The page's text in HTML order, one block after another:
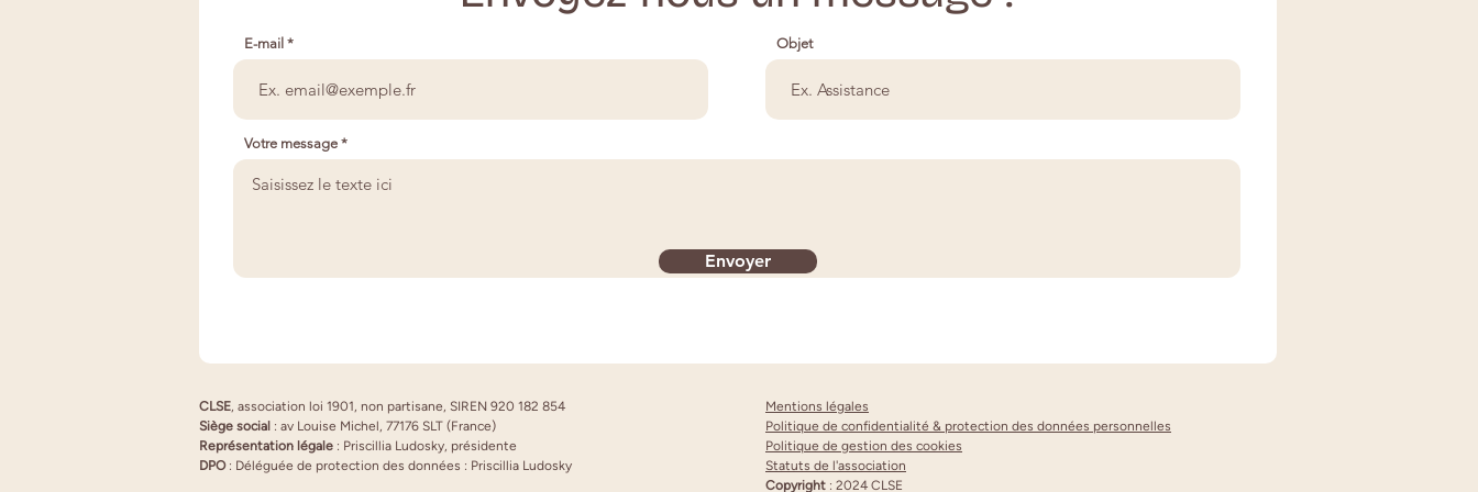
E-mail Objet
Votre message
Envoyer
CLSE, association loi 1901, non partisane, SIREN 920 182 854
Siège social : av Louise Michel, 77176 SLT (France)
Représentation légale : Priscillia Ludosky, présidente
DPO: Déléguée de protection des données : Priscillia Ludosky
Mentions légales
Politique de confidentialité & protection des données personnelles
Politique de gestion des cookies
Statuts de l'association
Copyright : 2024 CLSE